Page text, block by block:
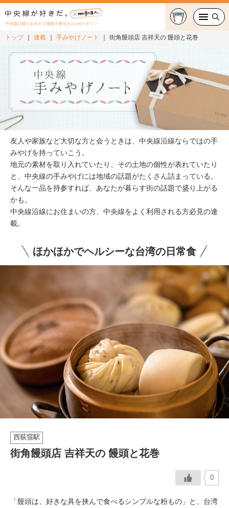
中央線沿線のお出かけ情報を発信するwebマガジン
グルメ・カフェ
スイーツ・テイクアウト
おでかけ
ショッピング
中央線カルチャー
特集
連載
中央線フェス
イベント情報
探す
トップ 連載 手みやげノート 街角饅頭店 吉祥天の 饅頭と花巻
友人や家族など大切な方と会うときは、中央線沿線ならではの手
みやげを持っていこう。
地元の素材を取り入れていたり、その土地の個性が表れていたり
と、中央線の手みやげには地域の話題がたくさん詰まっている。
そんな一品を持参すれば、あなたが暮らす街の話題で盛り上がる
かも。
中央線沿線にお住まいの方、中央線をよく利用される方必見の連
載。
ほかほかでヘルシーな台湾の日常食
西荻窪駅
街角饅頭店 吉祥天の 饅頭と花巻
0
「饅頭は、好きな具を挟んで食べるシンプルな粉もの」と、台湾